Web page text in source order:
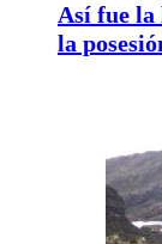
Así fue
la